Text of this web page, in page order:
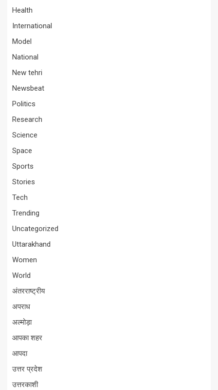
Health
International
Model
National
New tehri
Newsbeat
Politics
Research
Science
Space
Sports
Stories
Tech
Trending
Uncategorized
Uttarakhand
Women
World
अंतरराष्ट्रीय
अपराध
अल्मोड़ा
आपका शहर
आपदा
उत्तर प्रदेश
उत्तरकाशी